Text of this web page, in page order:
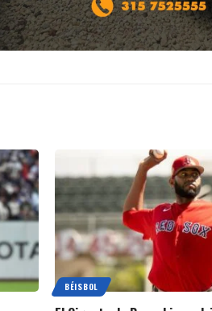
BÉISBOL